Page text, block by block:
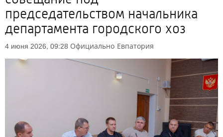
председательством начальника
департамента городского хоз
4 июня 2026, 09:28 Официально Евпатория